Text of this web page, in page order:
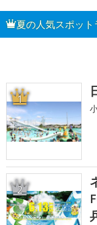
夏の人気スポット
1
2